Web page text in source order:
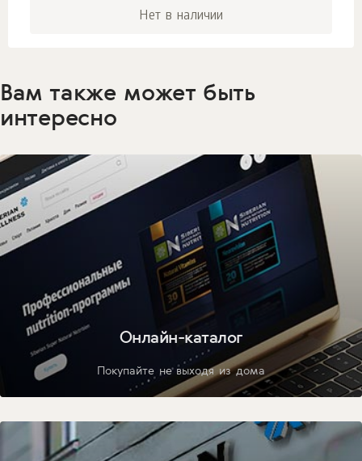
Нет в наличии
Вам также может быть
интересно
Онлайн-каталог
Покупайте не выходя из дома